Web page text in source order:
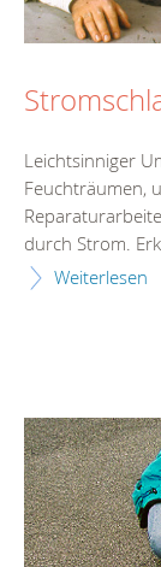
Leichtsinniger
Feuchträumen,
durch Strom.
Weiterlesen